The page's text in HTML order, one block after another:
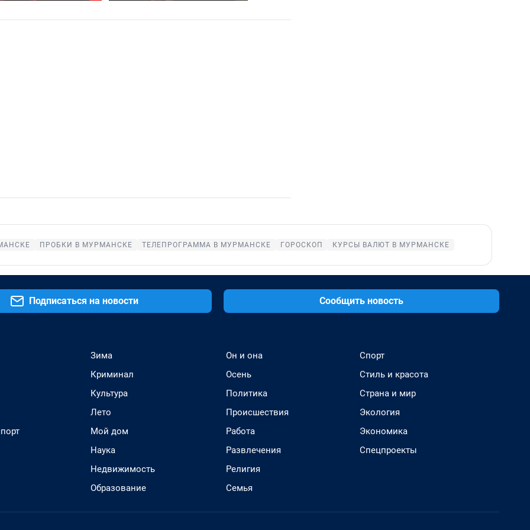
ПРОБКИ В МУРМАНСКЕ ТЕЛЕПРОГРАММА В МУРМАНСКЕ ГОРОСКОП КУРСЫ ВАЛЮТ В МУРМАНСКЕ
Подписаться на новости Сообщить новость
Зима
Криминал
Культура
Лето
Мой дом
Наука
Недвижимость
Образование
Он и она
Осень
Политика
Происшествия
Работа
Развлечения
Религия
Семья
Спорт
Стиль и красота
Страна и мир
Экология
Экономика
Спецпроекты